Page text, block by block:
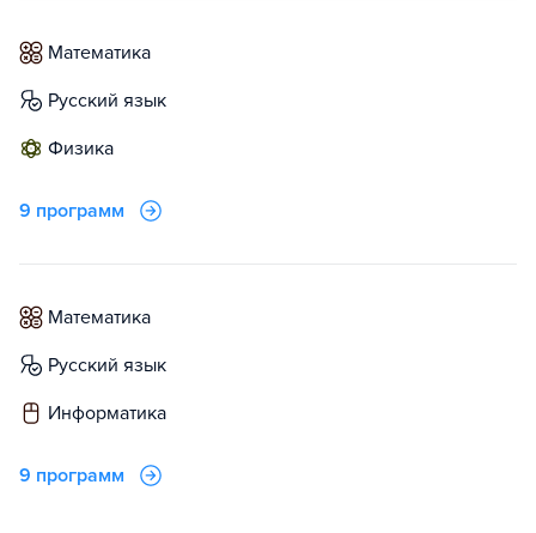
математика
русский язык
физика
9 программ
математика
русский язык
информатика
9 программ